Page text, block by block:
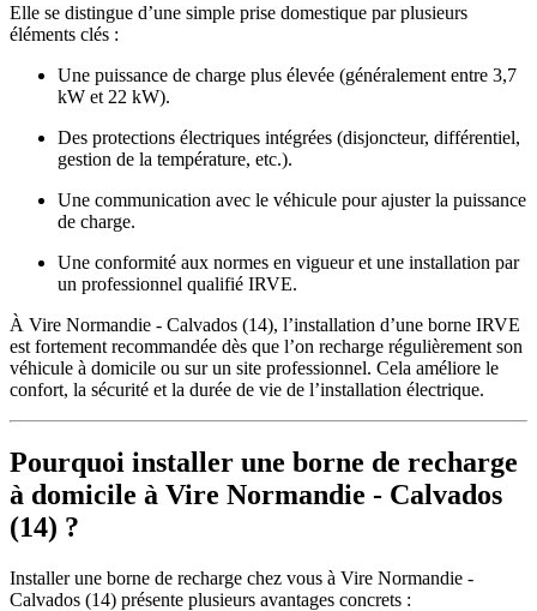
Elle se distingue d’une simple prise domestique par plusieurs
éléments clés :
Une puissance de charge plus élevée (généralement entre 3,7
kW et 22 kW).
Des protections électriques intégrées (disjoncteur, différentiel,
gestion de la température, etc.).
Une communication avec le véhicule pour ajuster la puissance
de charge.
Une conformité aux normes en vigueur et une installation par
un professionnel qualifié IRVE.
À Vire Normandie - Calvados (14), l’installation d’une borne IRVE
est fortement recommandée dès que l’on recharge régulièrement son
véhicule à domicile ou sur un site professionnel. Cela améliore le
confort, la sécurité et la durée de vie de l’installation électrique.
Pourquoi installer une borne de recharge
à domicile à Vire Normandie - Calvados
(14) ?
Installer une borne de recharge chez vous à Vire Normandie -
Calvados (14) présente plusieurs avantages concrets :